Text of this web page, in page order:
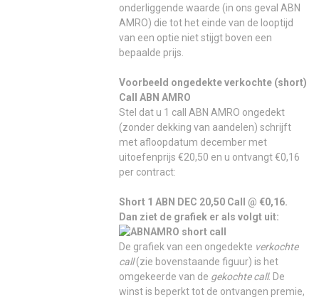
onderliggende waarde (in ons geval ABN
AMRO) die tot het einde van de looptijd
van een optie niet stijgt boven een
bepaalde prijs.
Voorbeeld ongedekte verkochte (short)
Call ABN AMRO
Stel dat u 1 call ABN AMRO ongedekt
(zonder dekking van aandelen) schrijft
met afloopdatum december met
uitoefenprijs €20,50 en u ontvangt €0,16
per contract:
Short 1 ABN DEC 20,50 Call @ €0,16.
Dan ziet de grafiek er als volgt uit:
De grafiek van een ongedekte verkochte
call(zie bovenstaande figuur) is het
omgekeerde van de gekochte call. De
winst is beperkt tot de ontvangen premie,